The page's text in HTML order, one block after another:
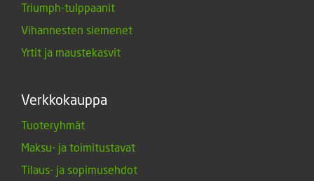
Triumph-tulppaanit
Vihannesten siemenet
Yrtit ja maustekasvit
Verkkokauppa
Tuoteryhmät
Maksu- ja toimitustavat
Tilaus- ja sopimusehdot